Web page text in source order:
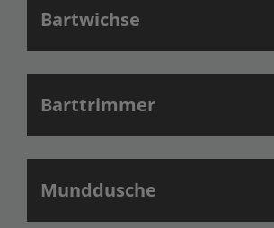
Bartwichse
Barttrimmer
Munddusche